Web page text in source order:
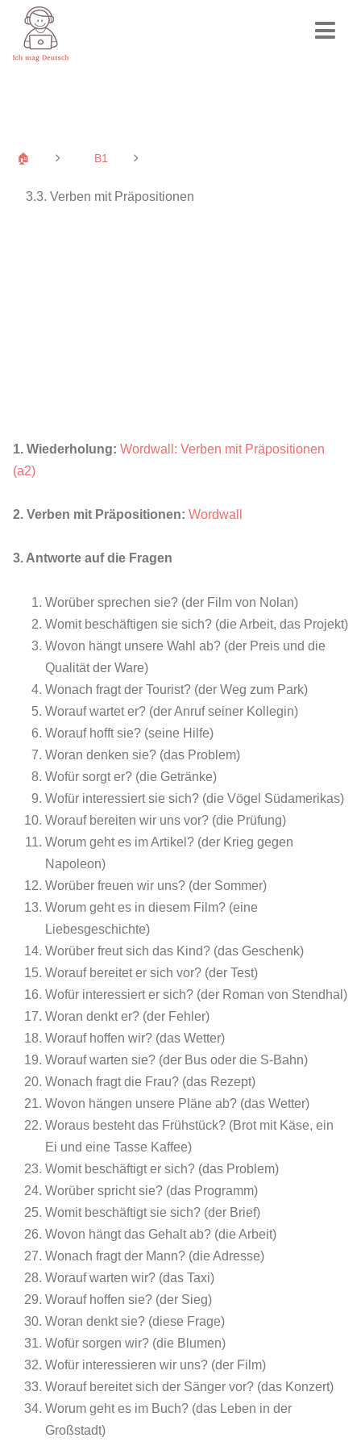
🏠 B1
3.3. Verben mit Präpositionen
1. Wiederholung: Wordwall: Verben mit Präpositionen
(a2)
2. Verben mit Präpositionen: Wordwall
3. Antworte auf die Fragen
Worüber sprechen sie? (der Film von Nolan)
Womit beschäftigen sie sich? (die Arbeit, das Projekt)
Wovon hängt unsere Wahl ab? (der Preis und die
Qualität der Ware)
Wonach fragt der Tourist? (der Weg zum Park)
Worauf wartet er? (der Anruf seiner Kollegin)
Worauf hofft sie? (seine Hilfe)
Woran denken sie? (das Problem)
Wofür sorgt er? (die Getränke)
Wofür interessiert sie sich? (die Vögel Südamerikas)
Worauf bereiten wir uns vor? (die Prüfung)
Worum geht es im Artikel? (der Krieg gegen
Napoleon)
Worüber freuen wir uns? (der Sommer)
Worum geht es in diesem Film? (eine
Liebesgeschichte)
Worüber freut sich das Kind? (das Geschenk)
Worauf bereitet er sich vor? (der Test)
Wofür interessiert er sich? (der Roman von Stendhal)
Woran denkt er? (der Fehler)
Worauf hoffen wir? (das Wetter)
Worauf warten sie? (der Bus oder die S-Bahn)
Wonach fragt die Frau? (das Rezept)
Wovon hängen unsere Pläne ab? (das Wetter)
Woraus besteht das Frühstück? (Brot mit Käse, ein
Ei und eine Tasse Kaffee)
Womit beschäftigt er sich? (das Problem)
Worüber spricht sie? (das Programm)
Womit beschäftigt sie sich? (der Brief)
Wovon hängt das Gehalt ab? (die Arbeit)
Wonach fragt der Mann? (die Adresse)
Worauf warten wir? (das Taxi)
Worauf hoffen sie? (der Sieg)
Woran denkt sie? (diese Frage)
Wofür sorgen wir? (die Blumen)
Wofür interessieren wir uns? (der Film)
Worauf bereitet sich der Sänger vor? (das Konzert)
Worum geht es im Buch? (das Leben in der
Großstadt)